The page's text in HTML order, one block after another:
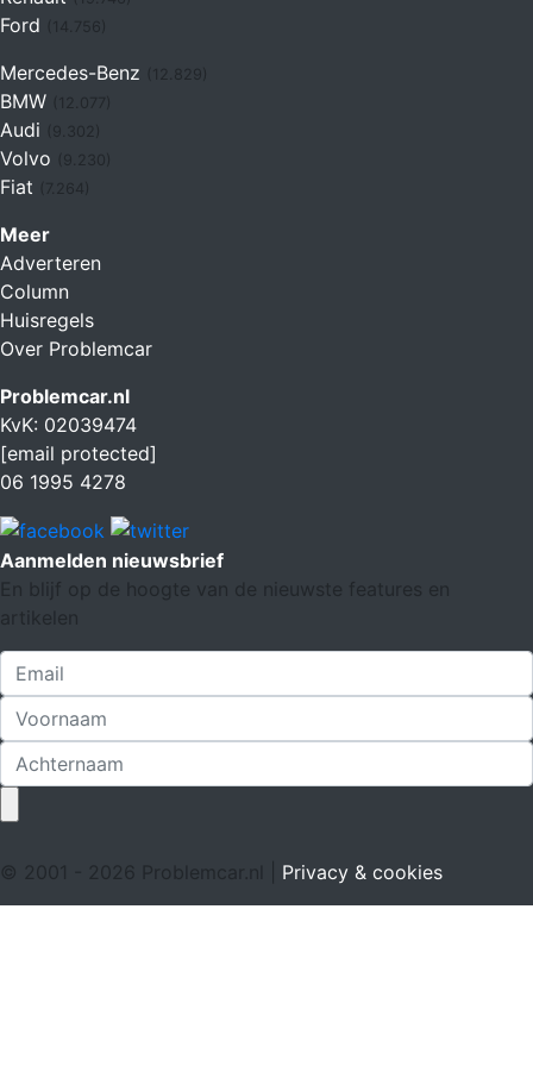
Ford (14.756)
Mercedes-Benz
BMW
Audi
Volvo
Fiat (7.264)
Meer
Adverteren
Column
Huisregels
Over Problemcar
Problemcar.nl
KvK: 02039474
[email protected]
06 1995 4278
Aanmelden nieuwsbrief
En blijf op de hoogte van de nieuwste features en
artikelen
© 2001 - 2026 Problemcar.nl | Privacy & cookies